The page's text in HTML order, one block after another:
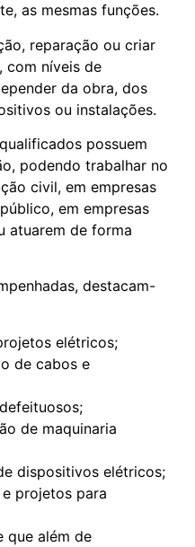
as mesmas funções.
reparação ou criar
com níveis de
da obra, dos
ou instalações.
possuem
podendo trabalhar no
civil, em empresas
em empresas
atuarem de forma
destacam-
elétricos;
de cabos e
de maquinaria
dispositivos elétricos;
projetos para
que além de